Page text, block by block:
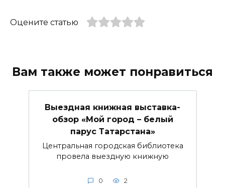
Оцените статью
Вам также может понравиться
Выездная книжная выставка-
обзор «Мой город – белый
парус Татарстана»
Центральная городская библиотека
провела выездную книжную
0 2